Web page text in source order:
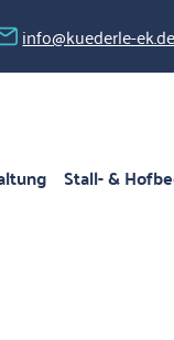
info@kuederle-ek.de
Stall- &